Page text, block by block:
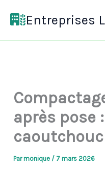
Entreprises
après pose
caoutchouc
Parmonique / 7 mars 2026